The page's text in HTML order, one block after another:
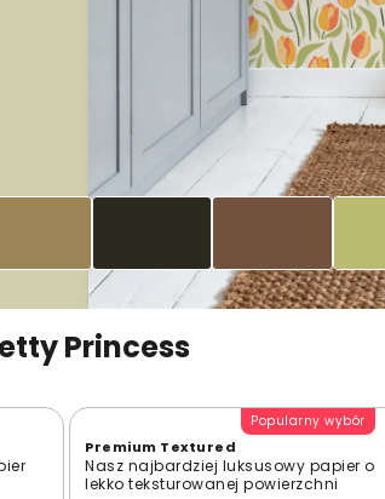
Princess
Popularny wybór
Premium Textured
Nasz najbardziej luksusowy papier o
lekko teksturowanej powierzchni